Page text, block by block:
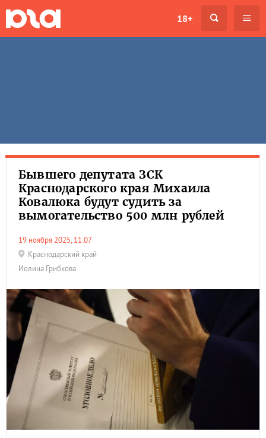
18+
Бывшего депутата ЗСК
Краснодарского края Михаила
Ковалюка будут судить за
вымогательство 500 млн рублей
19 ноября 2025, 11:07
Краснодарский край
Иолина Грибкова